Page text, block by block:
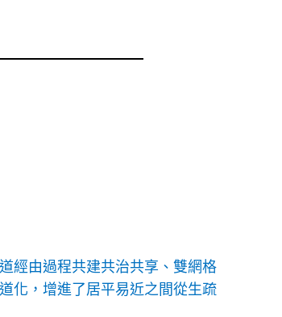
經由過程共建共治共享、雙網格
化，增進了居平易近之間從生疏